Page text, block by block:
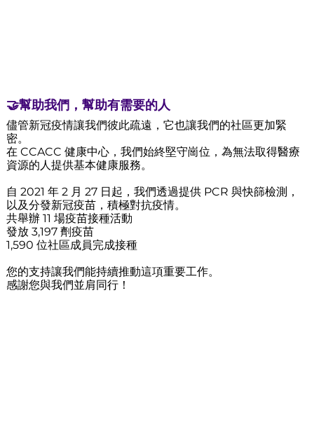
🤝幫助我們，幫助有需要的人
儘管新冠疫情讓我們彼此疏遠，它也讓我們的社區更加緊
密。
在 CCACC 健康中心，我們始終堅守崗位，為無法取得醫療
資源的人提供基本健康服務。
自 2021 年 2 月 27 日起，我們透過提供 PCR 與快篩檢測，
以及分發新冠疫苗，積極對抗疫情。
共舉辦 11 場疫苗接種活動
發放 3,197 劑疫苗
1,590 位社區成員完成接種
您的支持讓我們能持續推動這項重要工作。
感謝您與我們並肩同行！